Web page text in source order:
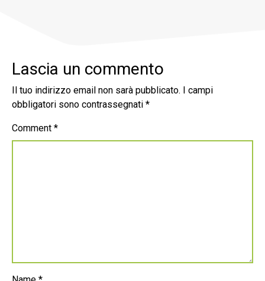
Lascia un commento
Il tuo indirizzo email non sarà pubblicato.
I campi
obbligatori sono contrassegnati *
Comment *